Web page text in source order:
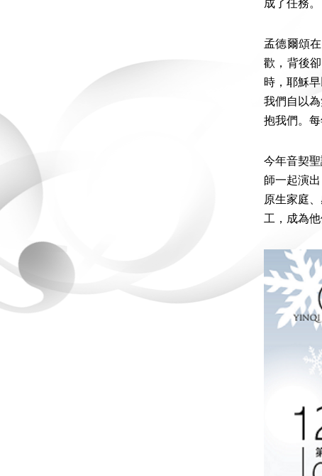
成了任務。
孟德爾頌
歡，背後
時，耶穌
我們自以
抱我們。
今年音契
師一起演
原生家庭
工，成為